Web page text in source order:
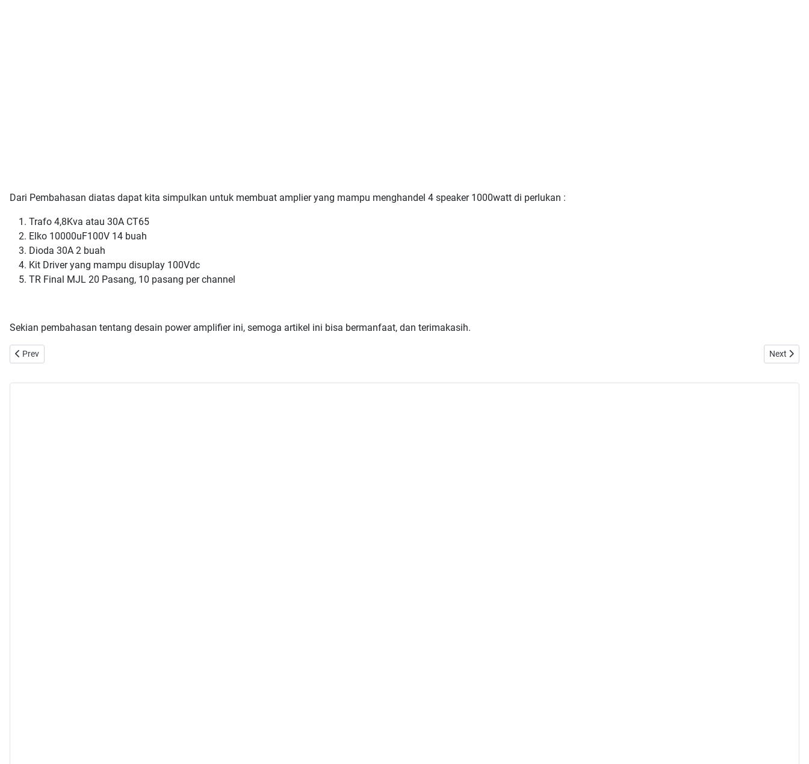
Dari Pembahasan diatas dapat kita simpulkan untuk membuat amplier yang mampu menghandel 4 speaker 1000watt di perlukan :
Trafo 4,8Kva atau 30A CT65
Elko 10000uF100V 14 buah
Dioda 30A 2 buah
Kit Driver yang mampu disuplay 100Vdc
TR Final MJL 20 Pasang, 10 pasang per channel
Sekian pembahasan tentang desain power amplifier ini, semoga artikel ini bisa bermanfaat, dan terimakasih.
Previous article: Prosedur pembuatan trafo toroid
Prev Next
Next